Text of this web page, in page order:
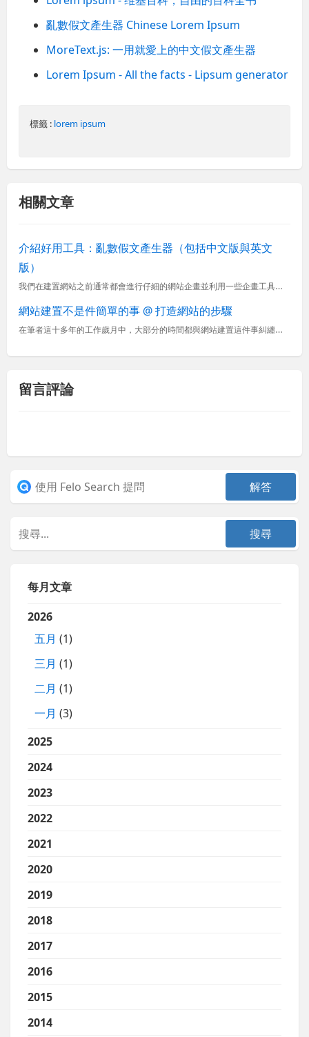
亂數假文產生器 Chinese Lorem Ipsum
MoreText.js: 一用就愛上的中文假文產生器
Lorem Ipsum - All the facts - Lipsum generator
標籤 : lorem ipsum
相關文章
介紹好用工具：亂數假文產生器（包括中文版與英文
版）
我們在建置網站之前通常都會進行仔細的網站企畫並利用一些企畫工具進行雛形設計(Prototyping)，在設計雛形的時候通常會放一些假字在版面上，大多的情況都是隨便到新聞網站複製一段文字上去塞到企畫的版...
網站建置不是件簡單的事 @ 打造網站的步驟
在筆者這十多年的工作歲月中，大部分的時間都與網站建置這件事糾纏不清，最早期剛接觸網頁時還是用HE5 (漢書) 或 Notepad 開始撰寫 HTML 開發網站，偶爾回想起來感覺當時寫網頁好辛苦，都沒有
留言評論
每月文章
2026
五月 (1)
三月 (1)
二月 (1)
一月 (3)
2025
2024
2023
2022
2021
2020
2019
2018
2017
2016
2015
2014